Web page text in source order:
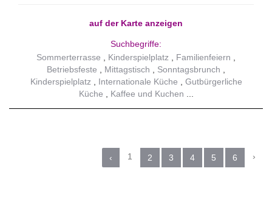
auf der Karte anzeigen
Suchbegriffe:
Sommerterrasse
Kinderspielplatz
Familienfeiern
Betriebsfeste
Mittagstisch
Sonntagsbrunch
Kinderspielplatz
Internationale Küche
Gutbürgerliche
Küche
Kaffee und Kuchen
‹ 1 2 3 4 5 6 ›